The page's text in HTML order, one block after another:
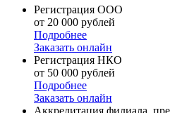
Регистрация ООО
от 20 000 рублей
Подробнее
Заказать онлайн
Регистрация НКО
от 50 000 рублей
Подробнее
Заказать онлайн
Аккредитация филиала,